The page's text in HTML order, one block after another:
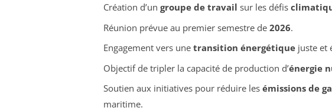
Création d’un groupe de travail sur les défis
Réunion prévue au premier semestre de 2026.
Engagement vers une transition énergétiquejuste et
Objectif de tripler la capacité de production d’énergie
Soutien aux initiatives pour réduire les émissions de
maritime.